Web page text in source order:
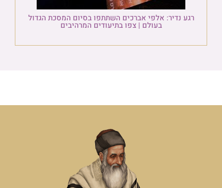
רגע נדיר: אלפי אברכים השתתפו בסיום המסכת הגדול
בעולם | צפו בתיעודים המרהיבים